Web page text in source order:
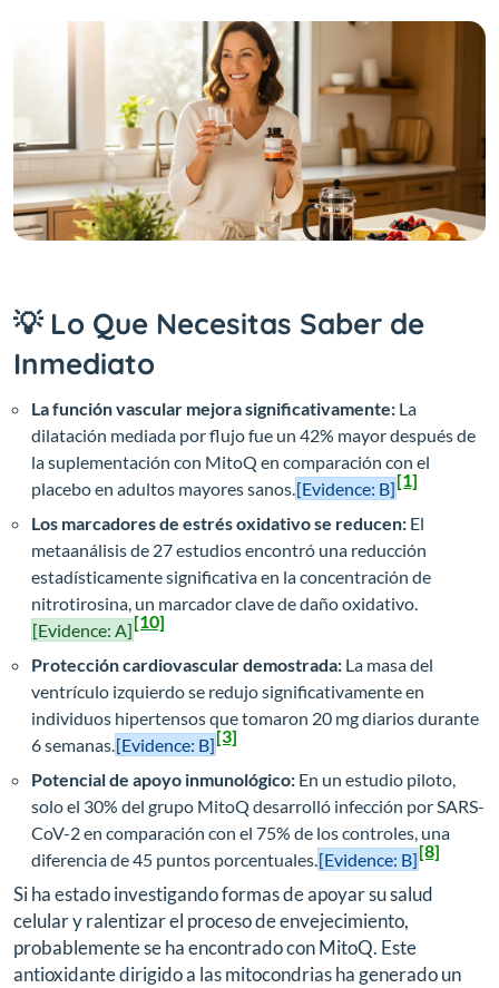
💡 Lo Que Necesitas Saber de
Inmediato
La función vascular mejora significativamente: La
dilatación mediada por flujo fue un 42% mayor después de
la suplementación con MitoQ en comparación con el
placebo en adultos mayores sanos.[Evidence: B][1]
Los marcadores de estrés oxidativo se reducen: El
metaanálisis de 27 estudios encontró una reducción
estadísticamente significativa en la concentración de
nitrotirosina, un marcador clave de daño oxidativo.
[Evidence: A][10]
Protección cardiovascular demostrada: La masa del
ventrículo izquierdo se redujo significativamente en
individuos hipertensos que tomaron 20 mg diarios durante
6 semanas.[Evidence: B][3]
Potencial de apoyo inmunológico: En un estudio piloto,
solo el 30% del grupo MitoQ desarrolló infección por SARS-
CoV-2 en comparación con el 75% de los controles, una
diferencia de 45 puntos porcentuales.[Evidence: B][8]
Si ha estado investigando formas de apoyar su salud
celular y ralentizar el proceso de envejecimiento,
probablemente se ha encontrado con MitoQ. Este
antioxidante dirigido a las mitocondrias ha generado un